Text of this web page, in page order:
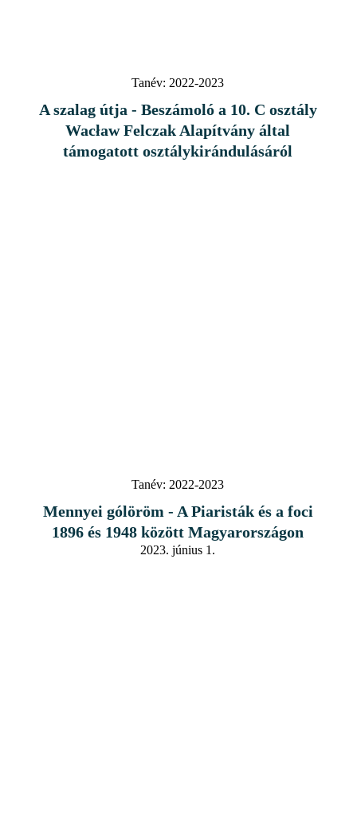
Tanév: 2022-2023
A szalag útja - Beszámoló a 10. C osztály
Wacław Felczak Alapítvány által
támogatott osztálykirándulásáról
Tanév: 2022-2023
Mennyei gólöröm - A Piaristák és a foci
1896 és 1948 között Magyarországon
2023. június 1.